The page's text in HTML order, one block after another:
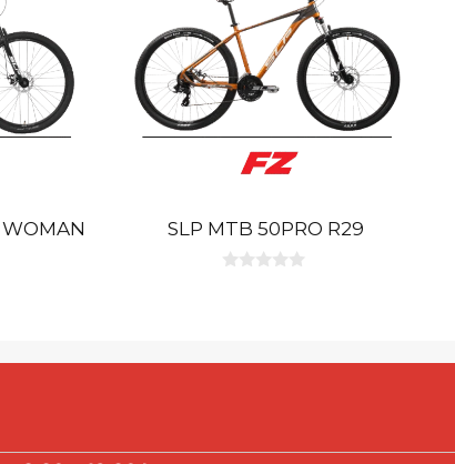
WOMAN SLP MTB 50PRO R29